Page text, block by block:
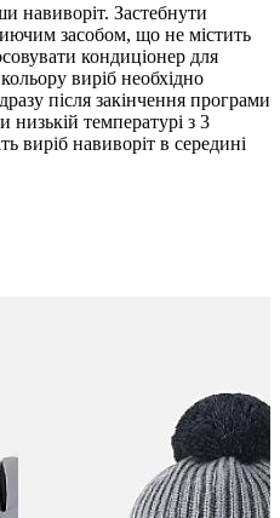
навиворіт. Застебнути
засобом, що не містить
кондиціонер для
виріб необхідно
після закінчення програми
температурі з 3
виріб навиворіт в середині